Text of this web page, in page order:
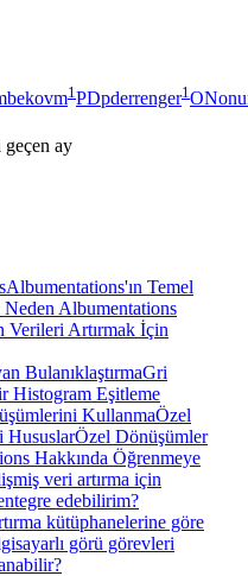
1 PDpderrenger1 ON
geçen ay
Albumentations'ın Temel
Albumentations
Artırmak İçin
BulanıklaştırmaGri
Histogram Eşitleme
KullanmaÖzel
HususlarÖzel Dönüşümler
Hakkında Öğrenmeye
veri artırma için
edebilirim?
kütüphanelerine göre
görü görevleri